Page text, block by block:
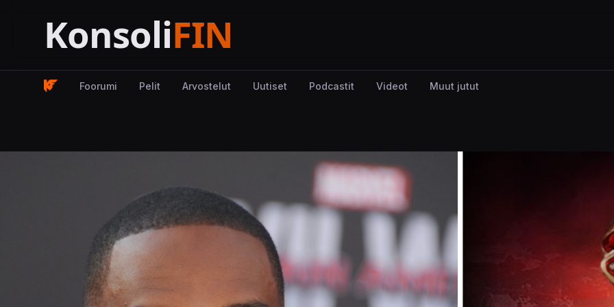
Foorumi Pelit Arvostelut Uutiset Podcastit Videot Muut jutut